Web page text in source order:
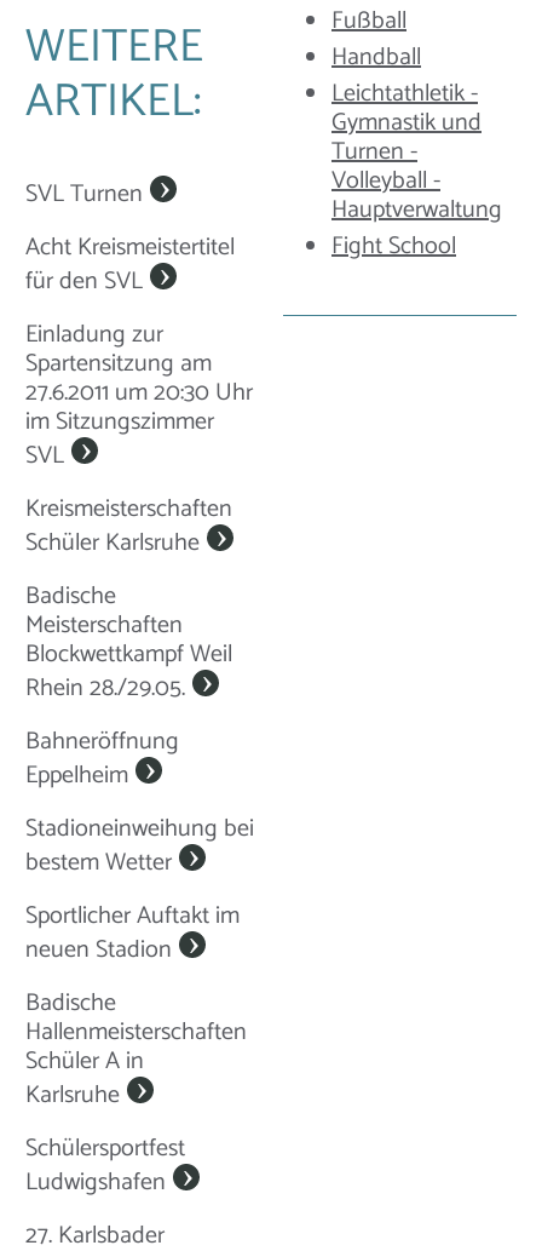
WEITERE
ARTIKEL:
SVL Turnen
Acht Kreismeistertitel
für den SVL
Einladung zur
Spartensitzung am
27.6.2011 um 20:30 Uhr
im Sitzungszimmer
SVL
Kreismeisterschaften
Schüler Karlsruhe
Badische
Meisterschaften
Blockwettkampf Weil
Rhein 28./29.05.
Bahneröffnung
Eppelheim
Stadioneinweihung bei
bestem Wetter
Sportlicher Auftakt im
neuen Stadion
Badische
Hallenmeisterschaften
Schüler A in
Karlsruhe
Schülersportfest
Ludwigshafen
27. Karlsbader
Fußball
Handball
Leichtathletik -
Gymnastik und
Turnen -
Volleyball -
Hauptverwaltung
Fight School